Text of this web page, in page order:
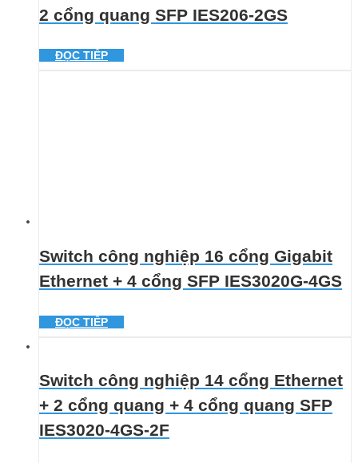
2 cổng quang SFP IES206-2GS
ĐỌC TIẾP
Switch công nghiệp 16 cổng Gigabit
Ethernet + 4 cổng SFP IES3020G-4GS
ĐỌC TIẾP
Switch công nghiệp 14 cổng Ethernet
+ 2 cổng quang + 4 cổng quang SFP
IES3020-4GS-2F